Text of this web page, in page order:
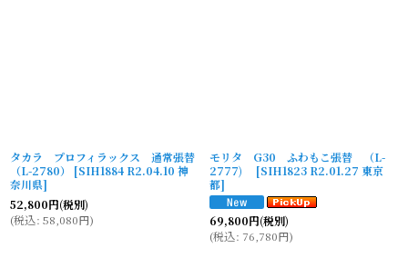
タカラ プロフィラックス 通常張替
（L-2780）
[SIH1884 R2.04.10 神
奈川県]
52,800円(税別)
(税込: 58,080円)
モリタ G30 ふわもこ張替 （L-
2777)
[SIH1823 R2.01.27 東京
都]
69,800円(税別)
(税込: 76,780円)